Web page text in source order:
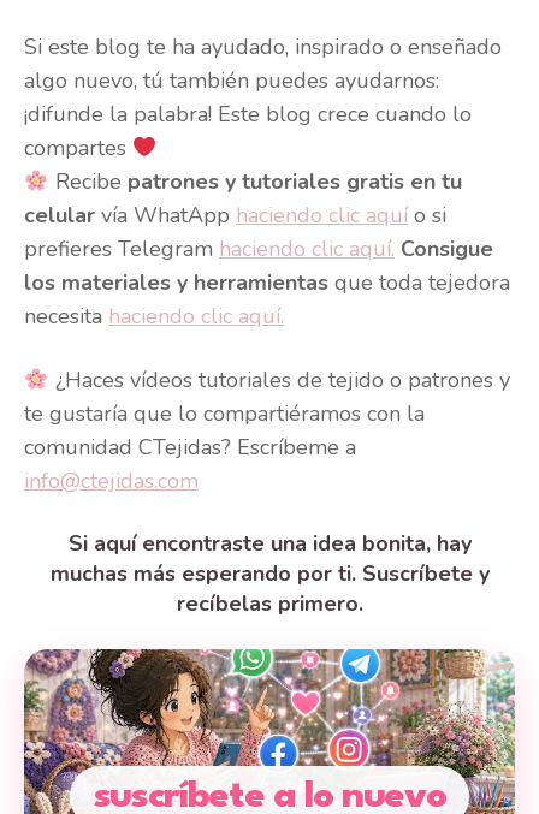
Si este blog te ha ayudado, inspirado o enseñado
algo nuevo, tú también puedes ayudarnos:
¡difunde la palabra! Este blog crece cuando lo
compartes
Recibe patrones y tutoriales gratis en tu
celular vía WhatApp haciendo clic aquío si
prefieres Telegram haciendo clic aquí. Consigue
los materiales y herramientas que toda tejedora
necesita haciendo clic aquí.
¿Haces vídeos tutoriales de tejido o patrones y
te gustaría que lo compartiéramos con la
comunidad CTejidas? Escríbeme a
info@ctejidas.com
Si aquí encontraste una idea bonita, hay
muchas más esperando por ti. Suscríbete y
recíbelas primero.
suscríbete a lo nuevo